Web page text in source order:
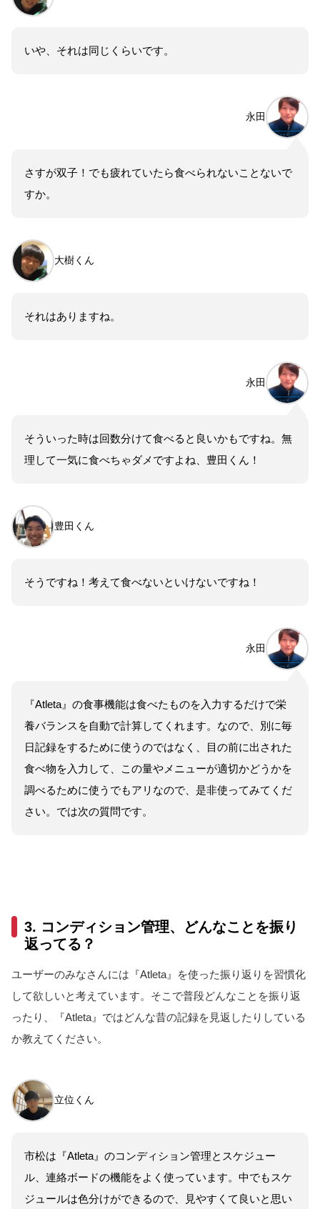
いや、それは同じくらいです。
さすが双子！でも疲れていたら食べられないことないで
すか。
永田
それはありますね。
大樹くん
そういった時は回数分けて食べると良いかもですね。無
理して一気に食べちゃダメですよね、豊田くん！
永田
そうですね！考えて食べないといけないですね！
豊田くん
『Atleta』の食事機能は食べたものを入力するだけで栄
養バランスを自動で計算してくれます。なので、別に毎
日記録をするために使うのではなく、目の前に出された
食べ物を入力して、この量やメニューが適切かどうかを
調べるために使うでもアリなので、是非使ってみてくだ
さい。では次の質問です。
永田
3. コンディション管理、どんなことを振り
返ってる？
ユーザーのみなさんには 『Atleta 』 を使った振り返り を習慣化
して欲しいと考えています。そこで普段どんなことを振り返
ったり、『Atleta』ではどんな昔の記録を見返したりしている
か教えてください。
市松は『Atleta』のコンディション管理とスケジュー
ル、連絡ボードの機能をよく使っています。中でもスケ
ジュールは色分けができるので、見やすくて良いと思い
立位くん